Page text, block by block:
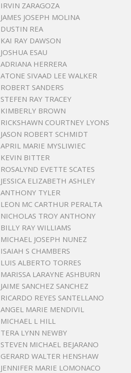
IRVIN ZARAGOZA
JAMES JOSEPH MOLINA
DUSTIN REA
KAI RAY DAWSON
JOSHUA ESAU
ADRIANA HERRERA
ATONE SIVAAD LEE WALKER
ROBERT SANDERS
STEFEN RAY TRACEY
KIMBERLY BROWN
RICKSHAWN COURTNEY LYONS
JASON ROBERT SCHMIDT
APRIL MARIE MYSLIWIEC
KEVIN BITTER
ROSALYND EVETTE SCATES
JESSICA ELIZABETH ASHLEY
ANTHONY TYLER
LEON MC CARTHUR PERALTA
NICHOLAS TROY ANTHONY
BILLY RAY WILLIAMS
MICHAEL JOSEPH NUNEZ
ISAIAH S CHAMBERS
LUIS ALBERTO TORRES
MARISSA LARAYNE ASHBURN
JAIME SANCHEZ SANCHEZ
RICARDO REYES SANTELLANO
ANGEL MARIE MENDIVIL
MICHAEL L HILL
TERA LYNN NEWBY
STEVEN MICHAEL BEJARANO
GERARD WALTER HENSHAW
JENNIFER MARIE LOMONACO